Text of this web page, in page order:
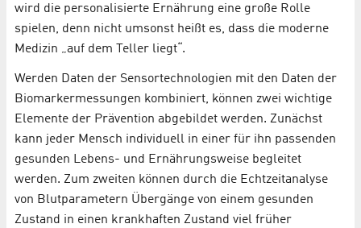
wird die personalisierte Ernährung eine große Rolle
spielen, denn nicht umsonst heißt es, dass die moderne
Medizin „auf dem Teller liegt“.
Werden Daten der Sensortechnologien mit den Daten der
Biomarkermessungen kombiniert, können zwei wichtige
Elemente der Prävention abgebildet werden. Zunächst
kann jeder Mensch individuell in einer für ihn passenden
gesunden Lebens- und Ernährungsweise begleitet
werden. Zum zweiten können durch die Echtzeitanalyse
von Blutparametern Übergänge von einem gesunden
Zustand in einen krankhaften Zustand viel früher